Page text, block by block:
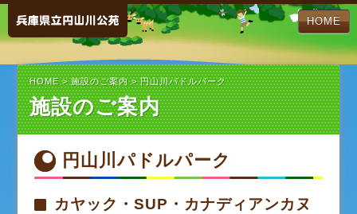
HOME
HOME>施設のご案内> 円山川パドルパーク
施設のご案内
円山川パドルパーク
カヤック・SUP・カナディアンカヌ